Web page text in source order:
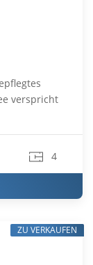
verspricht
4
ZU VERKAUFEN